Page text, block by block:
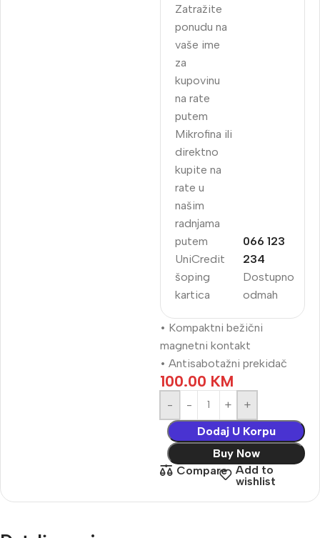
Zatražite
ponudu na
vaše ime
za
kupovinu
na rate
putem
Mikrofina ili
direktno
kupite na
rate u
našim
radnjama
putem
UniCredit
šoping
kartica
Dostupno
odmah
066 123
234
• Kompaktni bežični
magnetni kontakt
• Antisabotažni prekidač
100.00 KM
-
+
Dodaj U Korpu
Buy Now
Compare
Add to
wishlist